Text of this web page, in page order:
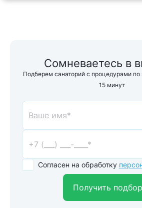
Сомневаетесь в
Подберем санаторий с процедурами
15 минут
Согласен на обработку
Получить